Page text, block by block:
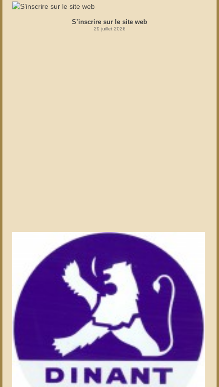
S’inscrire sur le site web
29 juillet 2026